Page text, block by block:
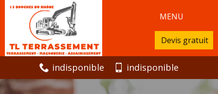
MENU
Devis gratuit
indisponible indisponible